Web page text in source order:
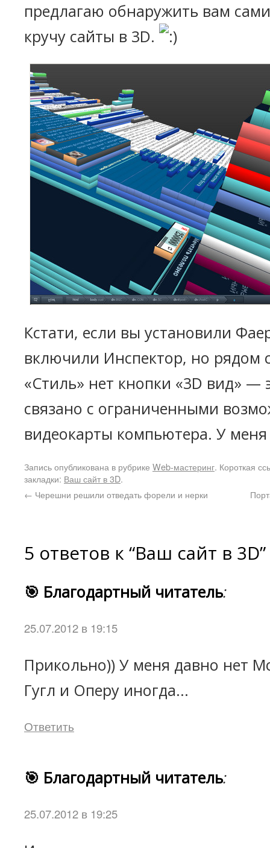
предлагаю обнаружить вам
кручу сайты в 3D.
Кстати, если вы установили
включили Инспектор, но рядом
«Стиль» нет кнопки «3D вид» —
связано с ограниченными
видеокарты компьютера. У
Запись опубликована в рубрике Web-мастеринг. Короткая
закладки: Ваш сайт в 3D.
← Черешни решили отведать форели и нерки
5 ответов к “Ваш сайт в 3D”
🎯 Благодартный читатель:
25.07.2012 в 19:15
Прикольно)) У меня давно нет
Гугл и Оперу иногда...
Ответить
🎯 Благодартный читатель:
25.07.2012 в 19:25